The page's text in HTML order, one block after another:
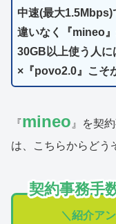
中速(最大1.5Mbps)
違いなく『mineo』
30GB以上使う人に
×『povo2.0』こそ
『 mineo』を契
は、こちらからどう
契約事務手
＼紹介ア